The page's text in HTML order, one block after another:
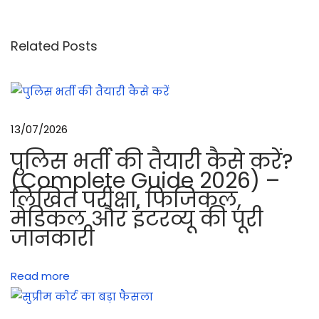
m
L
पा
र्ट्स
का
ना
म
औ
7
.
Related Posts
13/07/2026
पुलिस भर्ती की तैयारी कैसे करें?
(Complete Guide 2026) –
लिखित परीक्षा, फिजिकल,
मेडिकल और इंटरव्यू की पूरी
जानकारी
Read more